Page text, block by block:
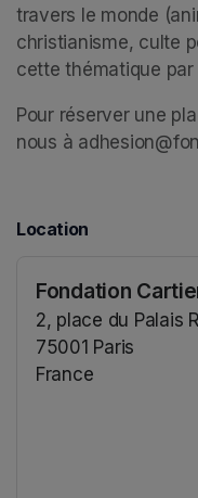
travers le monde
christianisme, culte
cette thématique
Pour réserver une
nous à
Location
Fondation
2, place du Palais
75001 Paris
France